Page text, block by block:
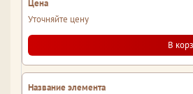
Уточняйте цену
В